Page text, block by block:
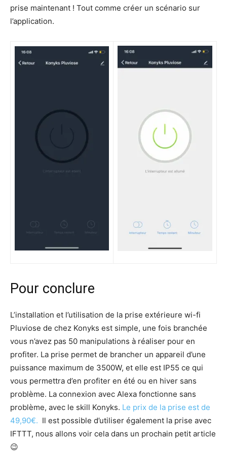
prise maintenant ! Tout comme créer un scénario sur
l’application.
Pour conclure
L’installation et l’utilisation de la prise extérieure wi-fi
Pluviose de chez Konyks est simple, une fois branchée
vous n’avez pas 50 manipulations à réaliser pour en
profiter. La prise permet de brancher un appareil d’une
puissance maximum de 3500W, et elle est IP55 ce qui
vous permettra d’en profiter en été ou en hiver sans
problème. La connexion avec Alexa fonctionne sans
problème, avec le skill Konyks. Le prix de la prise est de
49,90€. Il est possible d’utiliser également la prise avec
IFTTT, nous allons voir cela dans un prochain petit article
😉